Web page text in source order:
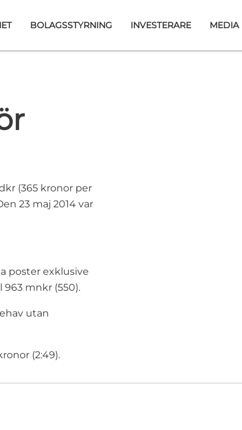
BOLAGSSTYRNING INVESTERARE MEDIA
(365 kronor per
23 maj 2014 var
poster exklusive
mnkr (550).
utan
(2:49).